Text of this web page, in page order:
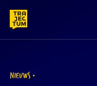
content
NIEUWS